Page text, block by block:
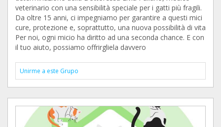
veterinario con una sensibilità speciale per i gatti più fragili.
Da oltre 15 anni, ci impegniamo per garantire a questi mici
cure, protezione e, soprattutto, una nuova possibilità di vita
Per noi, ogni micio ha diritto ad una seconda chance. E con
il tuo aiuto, possiamo offrirgliela davvero
Unirme a este Grupo